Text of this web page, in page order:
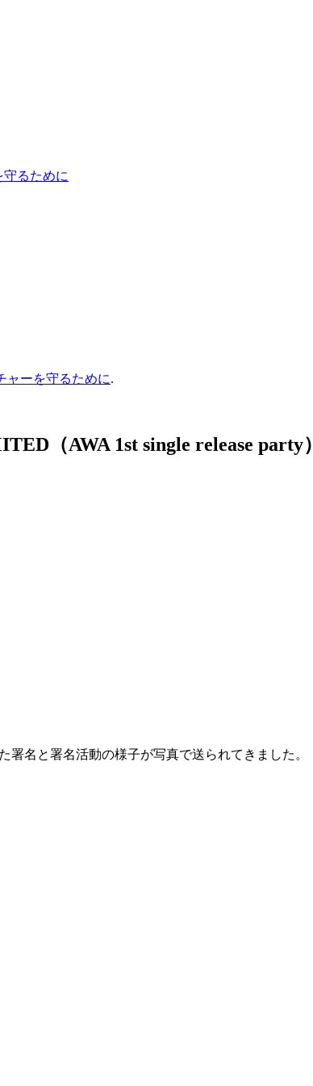
るために
ーを守るために.
（AWA 1st single release party）
署名と署名活動の様子が写真で送られてきました。